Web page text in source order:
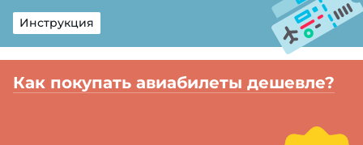
Инструкция
Как покупать авиабилеты дешевле?